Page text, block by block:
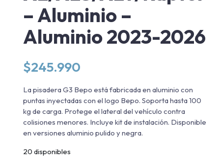
– Aluminio –
Aluminio 2023-2026
$245.990
La pisadera G3 Bepo está fabricada en aluminio con
puntas inyectadas con el logo Bepo. Soporta hasta 100
kg de carga. Protege el lateral del vehículo contra
colisiones menores. Incluye kit de instalación. Disponible
en versiones aluminio pulido y negra.
20 disponibles